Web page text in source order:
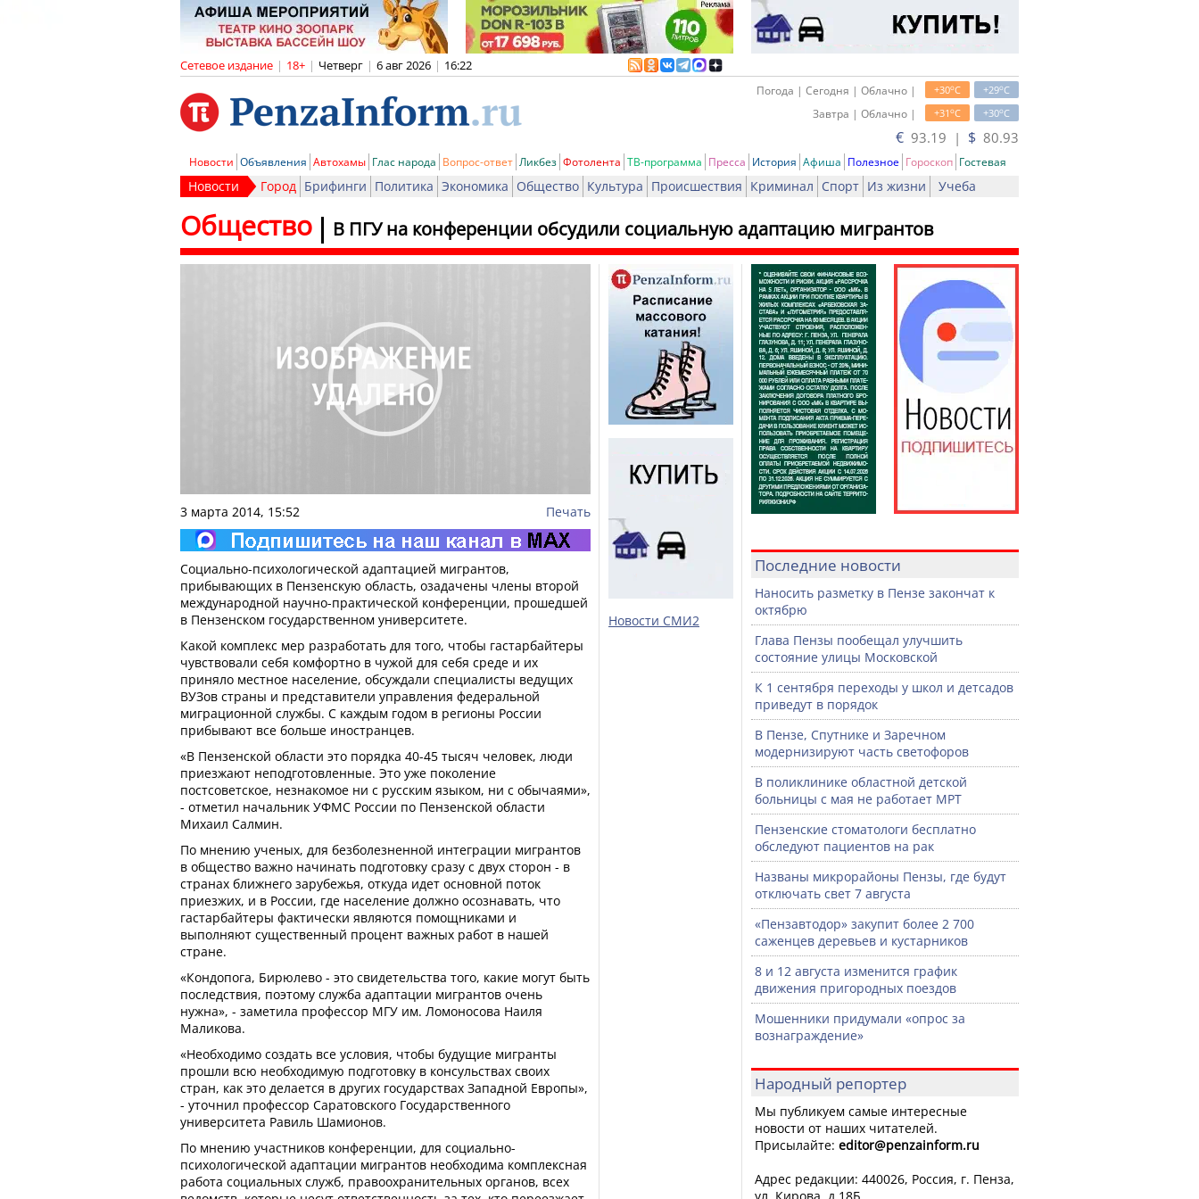
Сетевое издание | 18+ | Четверг | 6 авг 2026 | 16:22
+29oC
+30oC
Погода | Сегодня | Облачно |
+30oC
+31oC
Завтра | Облачно |
€ 93.19 | $ 80.93
Новости Объявления Автохамы Глас народа Вопрос-ответ Ликбез Фотолента ТВ-программа Пресса История Афиша Полезное Гороскоп Гостевая
Новости Город Брифинги Политика Экономика Общество Культура Происшествия Криминал Спорт Из жизни Учеба
В ПГУ на конференции обсудили социальную адаптацию мигрантов
Общество
3 марта 2014, 15:52 Печать
Социально-психологической адаптацией мигрантов,
прибывающих в Пензенскую область, озадачены члены второй
международной научно-практической конференции, прошедшей
в Пензенском государственном университете.
Какой комплекс мер разработать для того, чтобы гастарбайтеры
чувствовали себя комфортно в чужой для себя среде и их
приняло местное население, обсуждали специалисты ведущих
ВУЗов страны и представители управления федеральной
миграционной службы. С каждым годом в регионы России
прибывают все больше иностранцев.
«В Пензенской области это порядка 40-45 тысяч человек, люди
приезжают неподготовленные. Это уже поколение
постсоветское, незнакомое ни с русским языком, ни с обычаями»,
- отметил начальник УФМС России по Пензенской области
Михаил Салмин.
По мнению ученых, для безболезненной интеграции мигрантов
в общество важно начинать подготовку сразу с двух сторон - в
странах ближнего зарубежья, откуда идет основной поток
приезжих, и в России, где население должно осознавать, что
гастарбайтеры фактически являются помощниками и
выполняют существенный процент важных работ в нашей
стране.
«Кондопога, Бирюлево - это свидетельства того, какие могут быть
последствия, поэтому служба адаптации мигрантов очень
нужна», - заметила профессор МГУ им. Ломоносова Наиля
Маликова.
«Необходимо создать все условия, чтобы будущие мигранты
прошли всю необходимую подготовку в консульствах своих
стран, как это делается в других государствах Западной Европы»,
- уточнил профессор Саратовского Государственного
университета Равиль Шамионов.
По мнению участников конференции, для социально-
психологической адаптации мигрантов необходима комплексная
работа социальных служб, правоохранительных органов, всех
Новости СМИ2
Последние новости
Наносить разметку в Пензе закончат к
октябрю
Глава Пензы пообещал улучшить
состояние улицы Московской
К 1 сентября переходы у школ и детсадов
приведут в порядок
В Пензе, Спутнике и Заречном
модернизируют часть светофоров
В поликлинике областной детской
больницы с мая не работает МРТ
Пензенские стоматологи бесплатно
обследуют пациентов на рак
Названы микрорайоны Пензы, где будут
отключать свет 7 августа
«Пензавтодор» закупит более 2 700
саженцев деревьев и кустарников
8 и 12 августа изменится график
движения пригородных поездов
Мошенники придумали «опрос за
вознаграждение»
Народный репортер
Мы публикуем самые интересные
новости от наших читателей.
Присылайте: editor@penzainform.ru
Адрес редакции: 440026, Россия, г. Пенза,